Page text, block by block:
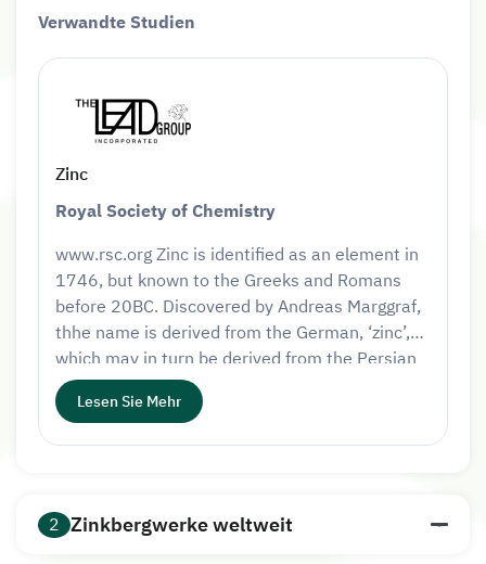
Verwandte Studien
Zinc
Royal Society of Chemistry
www.rsc.org Zinc is identified as an element in
1746, but known to the Greeks and Romans
before 20BC. Discovered by Andreas Marggraf,
thhe name is derived from the German, ‘zinc’,
which may in turn be derived from the Persian
word ‘sing’, meaning stone…
Lesen Sie Mehr
2 Zinkbergwerke weltweit